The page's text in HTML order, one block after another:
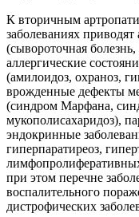
К вторичным
заболеваниях приводят
(сывороточная
аллергические
(амилоидоз, охраноз,
врожденные дефекты
(синдром Марфана,
мукополисахаридоз),
эндокринные
гиперпаратиреоз,
при этом перечне
воспалительного
дистрофических